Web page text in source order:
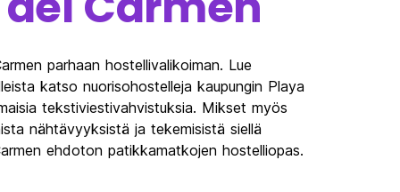
parhaan hostellivalikoiman. Lue
katso nuorisohostelleja kaupungin Playa
tekstiviestivahvistuksia. Mikset myös
nähtävyyksistä ja tekemisistä siellä
ehdoton patikkamatkojen hostelliopas.